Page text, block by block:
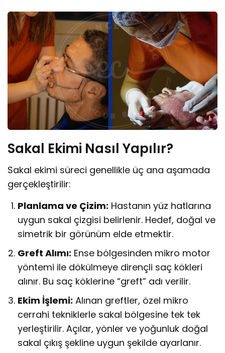
Sakal Ekimi Nasıl Yapılır?
Sakal ekimi süreci genellikle üç ana aşamada
gerçekleştirilir:
Planlama ve Çizim: Hastanın yüz hatlarına
uygun sakal çizgisi belirlenir. Hedef, doğal ve
simetrik bir görünüm elde etmektir.
Greft Alımı: Ense bölgesinden mikro motor
yöntemi ile dökülmeye dirençli saç kökleri
alınır. Bu saç köklerine “greft” adı verilir.
Ekim İşlemi: Alınan greftler, özel mikro
cerrahi tekniklerle sakal bölgesine tek tek
yerleştirilir. Açılar, yönler ve yoğunluk doğal
sakal çıkış şekline uygun şekilde ayarlanır.